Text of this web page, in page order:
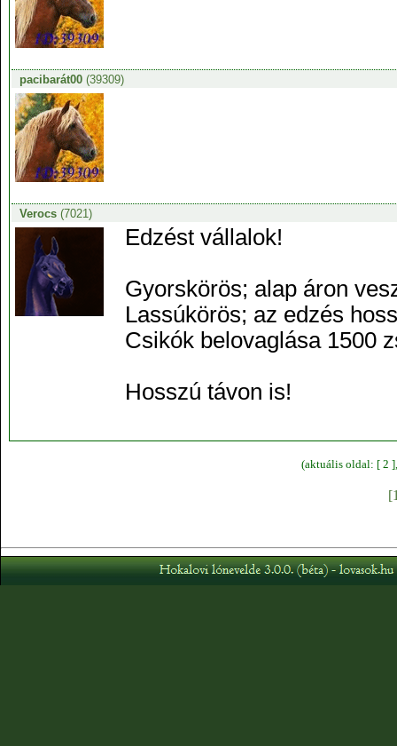
pacibarát00(39309)
Verocs(7021)
Edzést vállalok!
Gyorskörös; alap áron
Lassúkörös; az edzés
Csikók belovaglása 1500
Hosszú távon is!
(aktuális oldal: [ 2